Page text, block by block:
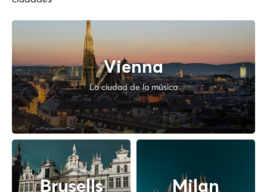
Vienna
La ciudad de la música
Brusells Milan